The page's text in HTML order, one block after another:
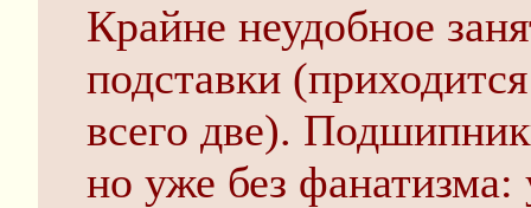
Крайне неудобное
подставки
всего две).
но уже без фанатизма: